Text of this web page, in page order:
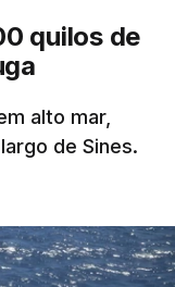
quilos de
alto mar,
de Sines.